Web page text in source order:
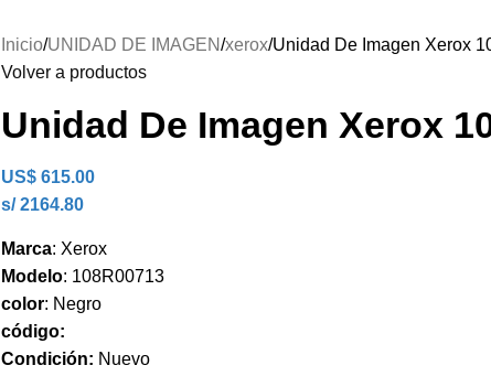
Inicio UNIDAD DE IMAGEN xerox Unidad De Imagen Xerox
Volver a productos
Unidad De Imagen Xerox
US$615.00
s/ 2164.80
Marca: Xerox
Modelo: 108R00713
color: Negro
código:
Condición: Nuevo